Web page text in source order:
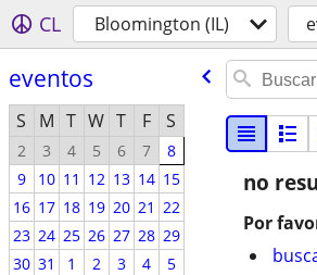
CL Bloomington (IL)
eventos
S M T W T F S
2 3 4 5 6 7
8
9
10 11 12 13 14 15
16 17 18 19 20 21 22
23 24 25 26 27 28 29
30 31 1 2 3 4
5
no
Por